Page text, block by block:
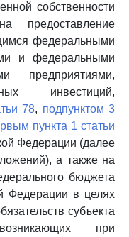
собственности
предоставление
федеральными
и федеральными
предприятиями,
инвестиций,
78, подпунктом 3
пункта 1 статьи
Федерации (далее
а также на
бюджета
Федерации в целях
субъекта
при